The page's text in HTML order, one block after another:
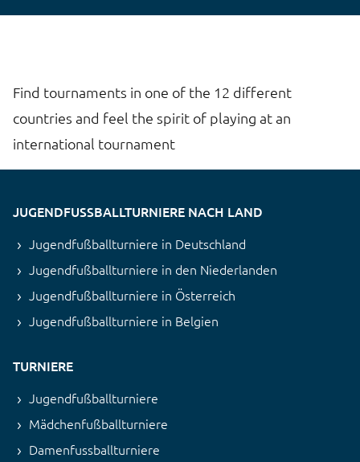
Find tournaments in one of the 12 different
countries and feel the spirit of playing at an
international tournament
JUGENDFUSSBALLTURNIERE NACH LAND
Jugendfußballturniere in Deutschland
Jugendfußballturniere in den Niederlanden
Jugendfußballturniere in Österreich
Jugendfußballturniere in Belgien
TURNIERE
Jugendfußballturniere
Mädchenfußballturniere
Damenfussballturniere